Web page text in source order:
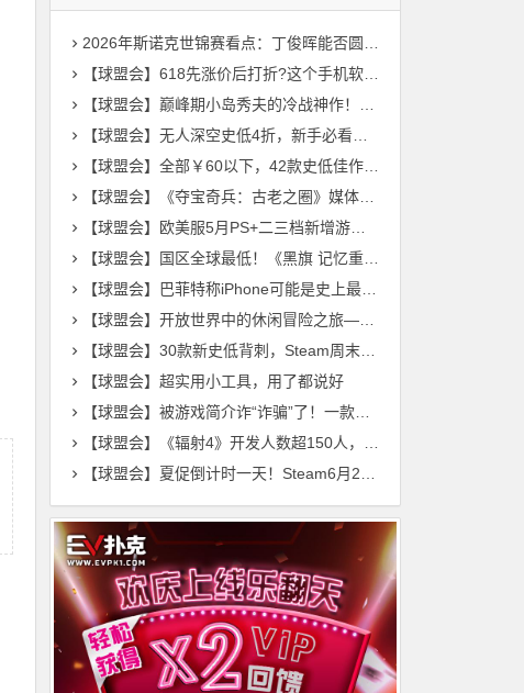
2026年斯诺克世锦赛看点：丁俊晖能否圆梦克鲁斯堡？
【球盟会】618先涨价后打折?这个手机软件帮助你查看历史价！
【球盟会】巅峰期小岛秀夫的冷战神作！万字解读《合金装备3 食蛇者》（一）
【球盟会】无人深空史低4折，新手必看攻略
【球盟会】全部￥60以下，42款史低佳作齐聚！游戏怎么选，玄奘来盘点！
【球盟会】《夺宝奇兵：古老之圈》媒体评分解禁时间公布
【球盟会】欧美服5月PS+二三档新增游戏公布：《荒野大镖客：救赎2》
【球盟会】国区全球最低！《黑旗 记忆重置》售价¥248/298，支持中文配音
【球盟会】巴菲特称iPhone可能是史上最伟大产品：价值远远被低估了
【球盟会】开放世界中的休闲冒险之旅——《Crystarise》游戏简评
【球盟会】30款新史低背刺，Steam周末特惠来袭！游戏怎么选，玄奘来推荐！
【球盟会】超实用小工具，用了都说好
【球盟会】被游戏简介诈“诈骗”了！一款只有25个字母的游戏把我玩破防
【球盟会】《辐射4》开发人数超150人，远港惊魂为B社制作的最畅销DLC
【球盟会】夏促倒计时一天！Steam6月26日30款新史低游戏汇总